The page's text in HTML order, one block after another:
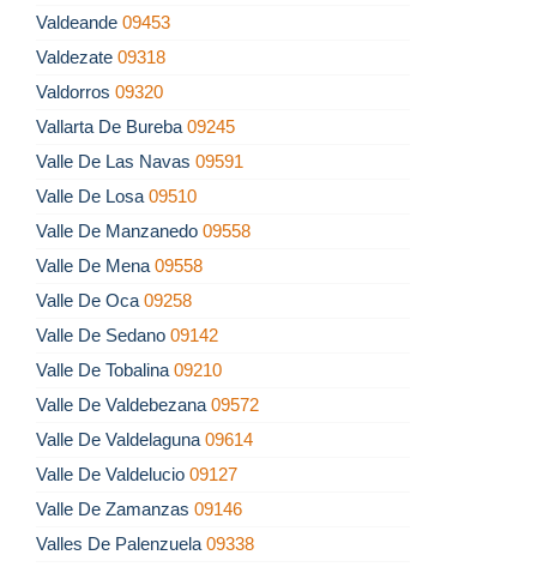
Valdeande 09453
Valdezate 09318
Valdorros 09320
Vallarta De Bureba 09245
Valle De Las Navas 09591
Valle De Losa 09510
Valle De Manzanedo 09558
Valle De Mena 09558
Valle De Oca 09258
Valle De Sedano 09142
Valle De Tobalina 09210
Valle De Valdebezana 09572
Valle De Valdelaguna 09614
Valle De Valdelucio 09127
Valle De Zamanzas 09146
Valles De Palenzuela 09338